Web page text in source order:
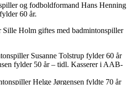
og fodboldformand Hans Henning
60 år.
Holm giftes med badmintonspiller
Susanne Tolstrup fylder 60 år
fylder 50 år – tidl. Kasserer i AAB-
Helge Jørgensen fyldte 70 år